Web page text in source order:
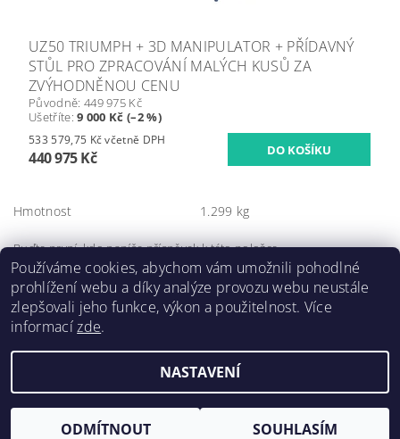
UZ50 TRIUMPH + 3D MANIPULATOR + PŘÍDAVNÝ
STŮL PRO ZPRACOVÁNÍ MALÝCH KUSŮ ZA
ZVÝHODNĚNOU CENU
Původně: 449 975 Kč
Ušetříte:9 000 Kč (–2 %)
533 579,75 Kč včetně DPH
440 975 Kč
Hmotnost 1.299 kg
Buďte první, kdo napíše příspěvek k této položce.
Přidat komentář
2026 ©Forsteel.eu, všechna práva vyhrazenaUpravit nastavení cookies
Používáme cookies, abychom vám umožnili pohodlné
prohlížení webu a díky analýze provozu webu neustále
zlepšovali jeho funkce, výkon a použitelnost. Více
informacízde.
NASTAVENÍ
ODMÍTNOUT SOUHLASÍM